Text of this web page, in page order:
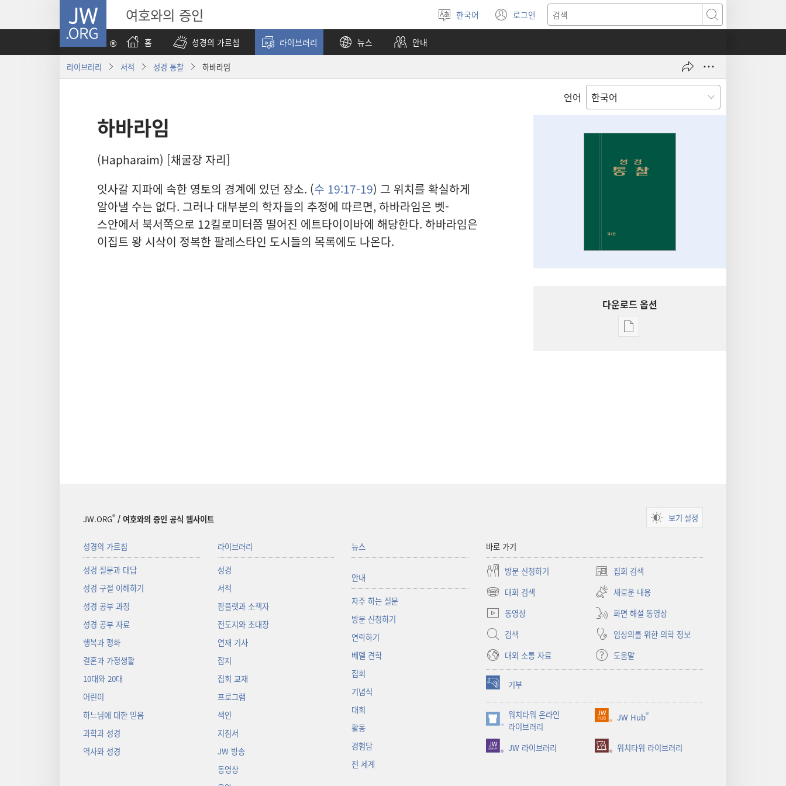
JW.ORG 여호와의 증인
언어
선택
한국어 로그인
(새로운
창
검색
홈
성경의 가르침 라이브러리 뉴스 안내
라이브러리 서적 성경 통찰 하바라임
언어
하바라임
(Hapharaim) [채굴장 자리]
잇사갈 지파에 속한 영토의 경계에 있던 장소. (수 19:17-19) 그 위치를 확실하게
알아낼 수는 없다. 그러나 대부분의 학자들의 추정에 따르면, 하바라임은 벳-
스안에서 북서쪽으로 12킬로미터쯤 떨어진 에트타이이바에 해당한다. 하바라임은
이집트 왕 시삭이 정복한 팔레스타인 도시들의 목록에도 나온다.
다운로드 옵션
출판물
JW.ORG® / 여호와의 증인 공식 웹사이트 보기 설정
성경의 가르침
성경 질문과 대답
성경 구절 이해하기
성경 공부 과정
성경 공부 자료
행복과 평화
결혼과 가정생활
10대와 20대
어린이
하느님에 대한 믿음
과학과 성경
역사와 성경
라이브러리
성경
서적
팜플렛과 소책자
전도지와 초대장
연재 기사
잡지
집회 교재
프로그램
색인
지침서
JW 방송
동영상
뉴스
안내
자주 하는 질문
방문 신청하기
연락하기
베델 견학
집회
기념식
대회
활동
경험담
전 세계
바로 가기
방문 신청하기 집회 검색
(새로운
창
열기)
대회 검색
(새로운
창
새로운 내용
동영상
화면 해설 동영상
검색
임상의를 위한 의학 정보
대외 소통 자료
도움말
기부
(새로운
창
열기)
워치타워 온라인
라이브러리
(새로운
창
열기)
JW Hub®
(새로운
열기)
JW 라이브러리 워치타워 라이브러리